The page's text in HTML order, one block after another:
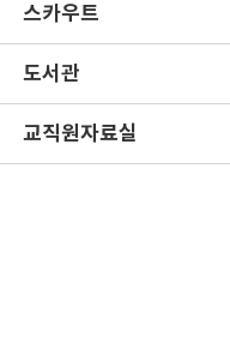
스카우트
도서관
교직원자료실